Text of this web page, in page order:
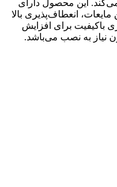
این محصول دارای
انعطاف‌پذیری بالا
باکیفیت برای افزایش
نیاز به نصب می‌باشد.